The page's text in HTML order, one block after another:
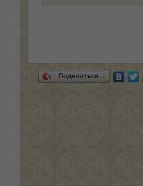
Поделиться…